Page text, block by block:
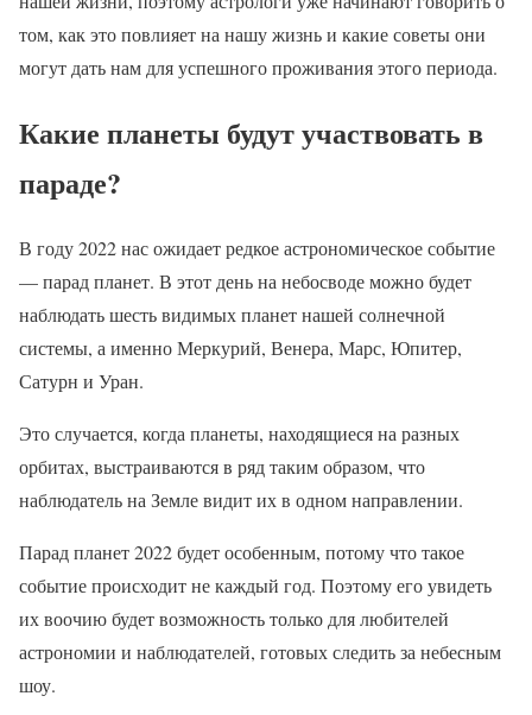
том, как это повлияет на нашу жизнь и какие советы они
могут дать нам для успешного проживания этого периода.
Какие планеты будут участвовать в
параде?
В году 2022 нас ожидает редкое астрономическое событие
— парад планет. В этот день на небосводе можно будет
наблюдать шесть видимых планет нашей солнечной
системы, а именно Меркурий, Венера, Марс, Юпитер,
Сатурн и Уран.
Это случается, когда планеты, находящиеся на разных
орбитах, выстраиваются в ряд таким образом, что
наблюдатель на Земле видит их в одном направлении.
Парад планет 2022 будет особенным, потому что такое
событие происходит не каждый год. Поэтому его увидеть
их воочию будет возможность только для любителей
астрономии и наблюдателей, готовых следить за небесным
шоу.